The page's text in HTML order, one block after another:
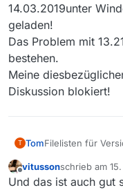
14.03.2019unter
geladen!
Das Problem mit
bestehen.
Meine
Diskussion blokiert!
T TomFilelisten für
geladen!
Das Problem mit
Offline
vitussonschrieb am
zuletzt editiert
Und das ist auch gut